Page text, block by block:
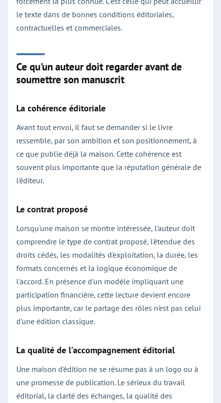
le texte dans de bonnes conditions éditoriales,
contractuelles et commerciales.
Ce qu'un auteur doit regarder avant de
soumettre son manuscrit
La cohérence éditoriale
Avant tout envoi, il faut se demander si le livre
ressemble, par son ambition et son positionnement, à
ce que publie déjà la maison. Cette cohérence est
souvent plus importante que la réputation générale de
l'éditeur.
Le contrat proposé
Lorsqu'une maison se montre intéressée, l'auteur doit
comprendre le type de contrat proposé, l'étendue des
droits cédés, les modalités d'exploitation, la durée, les
formats concernés et la logique économique de
l'accord. En présence d'un modèle impliquant une
participation financière, cette lecture devient encore
plus importante, car le partage des rôles n'est pas celui
d'une édition classique.
La qualité de l'accompagnement éditorial
Une maison d'édition ne se résume pas à un logo ou à
une promesse de publication. Le sérieux du travail
éditorial, la clarté des échanges, la qualité des